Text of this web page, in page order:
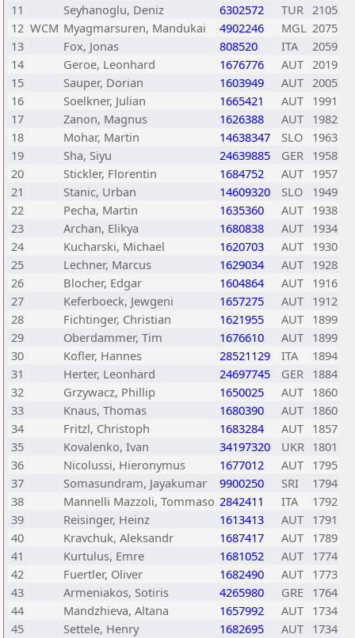
11
Seyhanoglu, Deniz 6302572 TUR 2105
12 WCM Myagmarsuren, Mandukai 4902246 MGL 2075
13
Fox, Jonas 808520 ITA
2059
14
Geroe, Leonhard 1676776 AUT 2019
15
Sauper, Dorian 1603949 AUT 2005
16
Soelkner, Julian 1665421 AUT 1991
17
Zanon, Magnus 1626388 AUT 1982
18
Mohar, Martin 14638347 SLO
1963
19
Sha, Siyu 24639885 GER 1958
20
Stickler, Florentin 1684752 AUT 1957
21
Stanic, Urban 14609320 SLO
1949
22
Pecha, Martin 1635360 AUT 1938
23
Archan, Elikya 1680838 AUT 1934
24
Kucharski, Michael 1620703 AUT 1930
25
Lechner, Marcus 1629034 AUT 1928
26
Blocher, Edgar 1604864 AUT 1916
27
Keferboeck, Jewgeni 1657275 AUT 1912
28
Fichtinger, Christian 1621955 AUT 1899
29
Oberdammer, Tim 1676610 AUT 1899
30
Kofler, Hannes 28521129 ITA
1894
31
Herter, Leonhard 24697745 GER 1884
32
Grzywacz, Phillip 1650025 AUT 1860
33
Knaus, Thomas 1680390 AUT 1860
34
Fritzl, Christoph 1683284 AUT 1857
35
Kovalenko, Ivan 34197320 UKR 1801
36
Nicolussi, Hieronymus 1677012 AUT 1795
37
Somasundram, Jayakumar 9900250 SRI
1794
38
Mannelli Mazzoli, Tommaso 2842411 ITA
1792
39
Reisinger, Heinz 1613413 AUT 1791
40
Kravchuk, Aleksandr 1687417 AUT 1789
41
Kurtulus, Emre 1681052 AUT 1774
42
Fuertler, Oliver 1682490 AUT 1773
43
Armeniakos, Sotiris 4265980 GRE 1764
44
Mandzhieva, Altana 1657992 AUT 1734
45
Settele, Henry 1682695 AUT 1734